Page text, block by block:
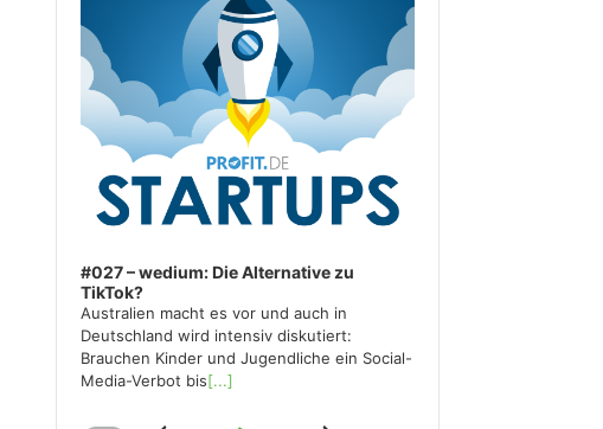
#027 – wedium: Die Alternative zu
TikTok?
Australien macht es vor und auch in
Deutschland wird intensiv diskutiert:
Brauchen Kinder und Jugendliche ein Social-
Media-Verbot bis[...]